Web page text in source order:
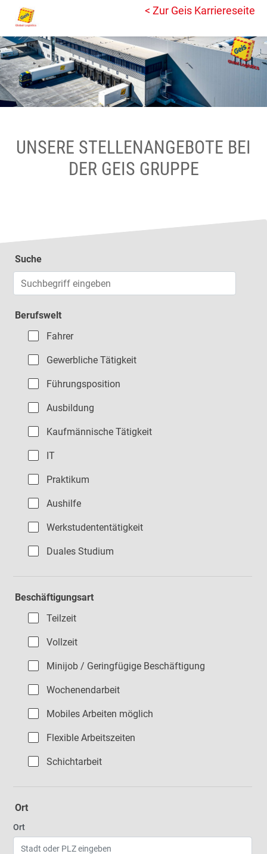
< Zur Geis Karriereseite
UNSERE STELLENANGEBOTE BEI
DER GEIS GRUPPE
Suche
Jobs suchen
Berufswelt
Fahrer
Gewerbliche Tätigkeit
Führungsposition
Ausbildung
Kaufmännische Tätigkeit
IT
Praktikum
Aushilfe
Werkstudententätigkeit
Duales Studium
Beschäftigungsart
Teilzeit
Vollzeit
Minijob / Geringfügige Beschäftigung
Wochenendarbeit
Mobiles Arbeiten möglich
Flexible Arbeitszeiten
Schichtarbeit
Ort
Ort
Geben Sie eine Stadt oder Postleitzahl ein